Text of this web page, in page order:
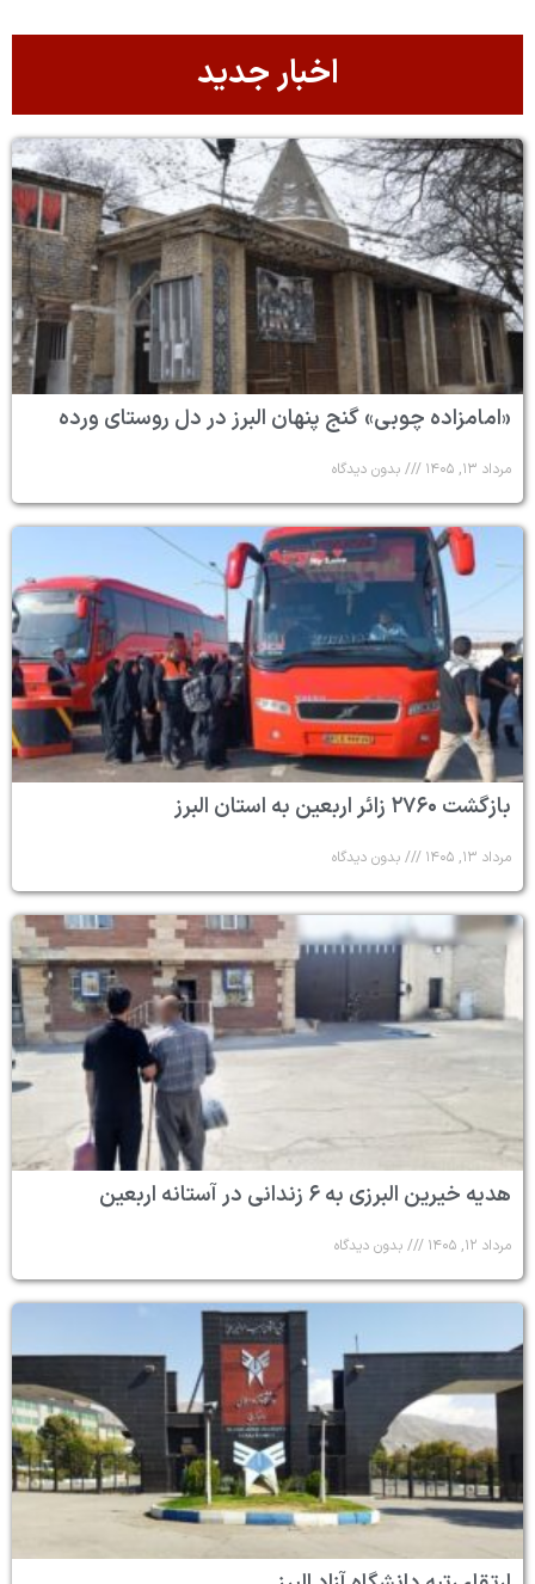
اخبار جدید
«امامزاده چوبی» گنج پنهان البرز در دل روستای ورده
مرداد ۱۳, ۱۴۰۵ بدون دیدگاه
بازگشت ۲۷۶۰ زائر اربعین به استان البرز
مرداد ۱۳, ۱۴۰۵ بدون دیدگاه
هدیه خیرین البرزی به ۶ زندانی در آستانه اربعین
مرداد ۱۲, ۱۴۰۵ بدون دیدگاه